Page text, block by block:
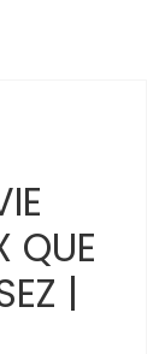
QUE
|